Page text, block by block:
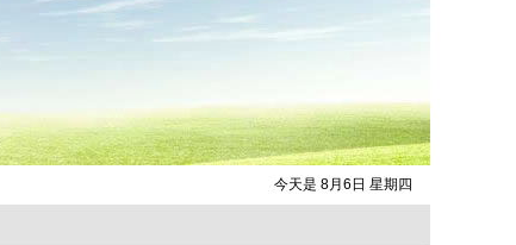
今天是 8月6日 星期四